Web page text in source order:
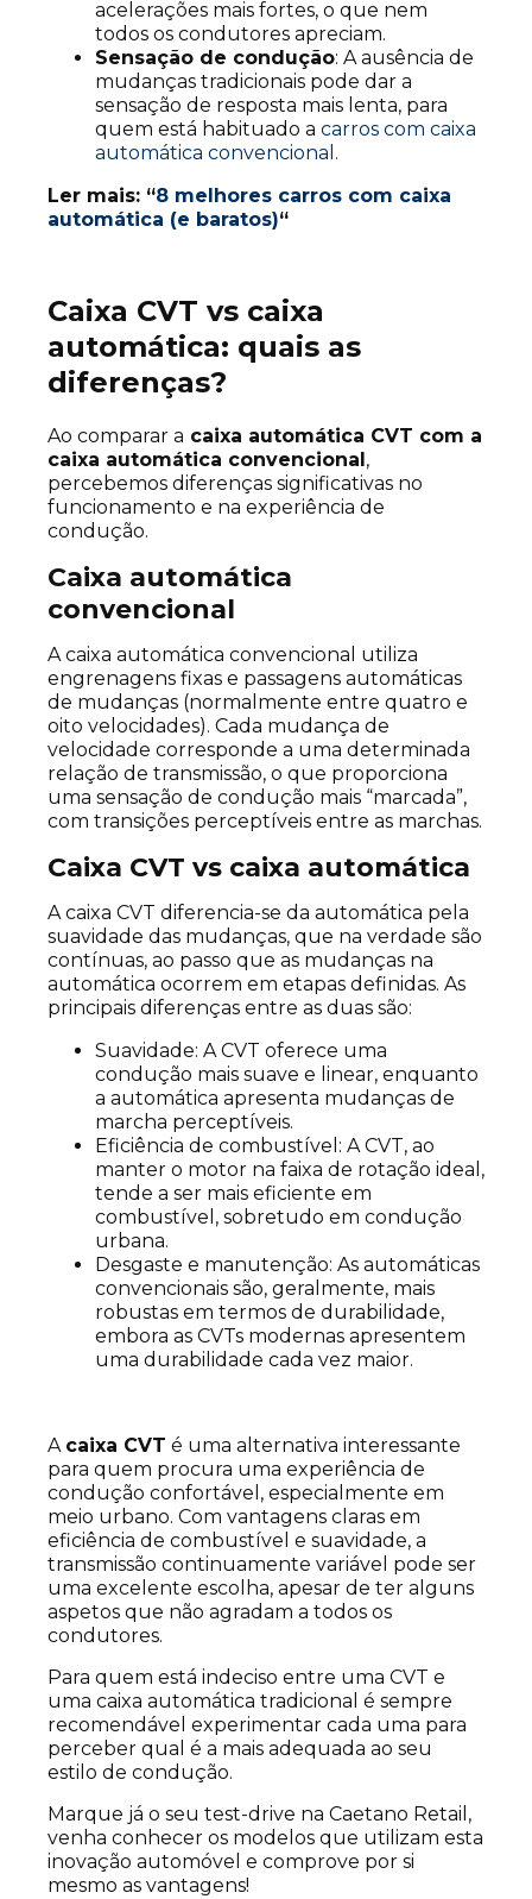
acelerações mais fortes, o que nem
todos os condutores apreciam.
Sensação de condução: A ausência de
mudanças tradicionais pode dar a
sensação de resposta mais lenta, para
quem está habituado a carros com caixa
automática convencional.
Ler mais: “8 melhores carros com caixa
automática (e baratos)“
Caixa CVT vs caixa
automática: quais as
diferenças?
Ao comparar a caixa automática CVT com a
caixa automática convencional ,
percebemos diferenças significativas no
funcionamento e na experiência de
condução.
Caixa automática
convencional
A caixa automática convencional utiliza
engrenagens fixas e passagens automáticas
de mudanças (normalmente entre quatro e
oito velocidades). Cada mudança de
velocidade corresponde a uma determinada
relação de transmissão, o que proporciona
uma sensação de condução mais “marcada”,
com transições perceptíveis entre as marchas.
Caixa CVT vs caixa automática
A caixa CVT diferencia-se da automática pela
suavidade das mudanças, que na verdade são
contínuas, ao passo que as mudanças na
automática ocorrem em etapas definidas. As
principais diferenças entre as duas são:
Suavidade: A CVT oferece uma
condução mais suave e linear, enquanto
a automática apresenta mudanças de
marcha perceptíveis.
Eficiência de combustível: A CVT, ao
manter o motor na faixa de rotação ideal,
tende a ser mais eficiente em
combustível, sobretudo em condução
urbana.
Desgaste e manutenção: As automáticas
convencionais são, geralmente, mais
robustas em termos de durabilidade,
embora as CVTs modernas apresentem
uma durabilidade cada vez maior.
A caixa CVT é uma alternativa interessante
para quem procura uma experiência de
condução confortável, especialmente em
meio urbano. Com vantagens claras em
eficiência de combustível e suavidade, a
transmissão continuamente variável pode ser
uma excelente escolha, apesar de ter alguns
aspetos que não agradam a todos os
condutores.
Para quem está indeciso entre uma CVT e
uma caixa automática tradicional é sempre
recomendável experimentar cada uma para
perceber qual é a mais adequada ao seu
estilo de condução.
Marque já o seu test-drive na Caetano Retail,
venha conhecer os modelos que utilizam esta
inovação automóvel e comprove por si
mesmo as vantagens!